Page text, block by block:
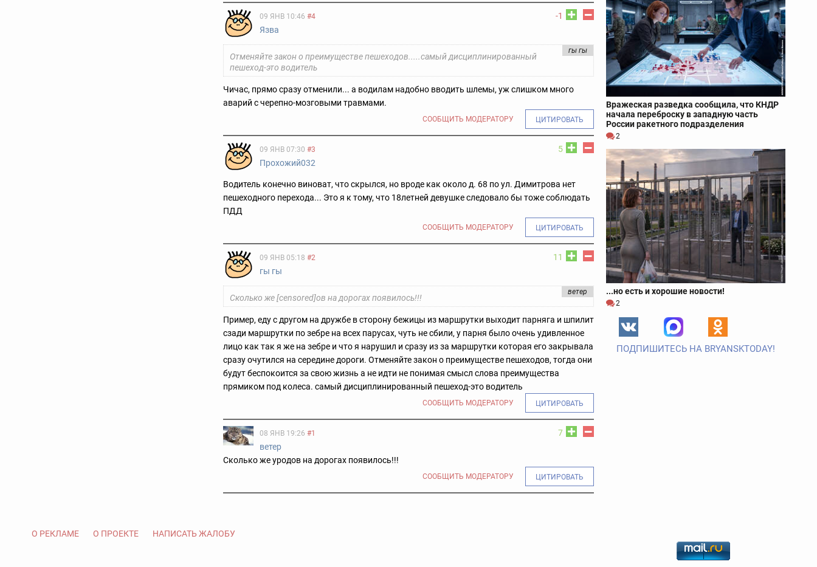
-1
09 ЯНВ 10:46 #4
Язва
гы гы
Отменяйте закон о преимуществе пешеходов.....самый дисциплинированный
пешеход-это водитель
Чичас, прямо сразу отменили... а водилам надобно вводить шлемы, уж слишком много
аварий с черепно-мозговыми травмами.
СООБЩИТЬ МОДЕРАТОРУ ЦИТИРОВАТЬ
5
09 ЯНВ 07:30 #3
Прохожий032
Водитель конечно виноват, что скрылся, но вроде как около д. 68 по ул. Димитрова нет
пешеходного перехода... Это я к тому, что 18летней девушке следовало бы тоже соблюдать
ПДД
СООБЩИТЬ МОДЕРАТОРУ ЦИТИРОВАТЬ
11
09 ЯНВ 05:18 #2
гы гы
ветер
Сколько же [censored]ов на дорогах появилось!!!
Пример, еду с другом на дружбе в сторону бежицы из маршрутки выходит парняга и шпилит
сзади маршрутки по зебре на всех парусах, чуть не сбили, у парня было очень удивленное
лицо как так я же на зебре и что я нарушил и сразу из за маршрутки которая его закрывала
сразу очутился на середине дороги. Отменяйте закон о преимуществе пешеходов, тогда они
будут беспокоится за свою жизнь а не идти не понимая смысл слова преимущества
прямиком под колеса. самый дисциплинированный пешеход-это водитель
СООБЩИТЬ МОДЕРАТОРУ ЦИТИРОВАТЬ
7
08 ЯНВ 19:26 #1
ветер
Сколько же уродов на дорогах появилось!!!
СООБЩИТЬ МОДЕРАТОРУ ЦИТИРОВАТЬ
Вражеская разведка сообщила, что КНДР
начала переброску в западную часть
России ракетного подразделения
2
...но есть и хорошие новости!
2
ПОДПИШИТЕСЬ НА BRYANSKTODAY!
О РЕКЛАМЕ О ПРОЕКТЕ НАПИСАТЬ ЖАЛОБУ